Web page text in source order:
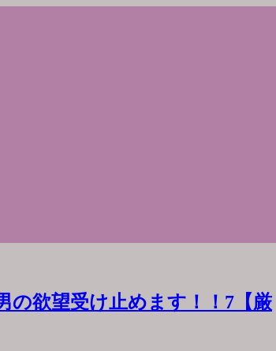
の欲望受け止めます！！7【厳